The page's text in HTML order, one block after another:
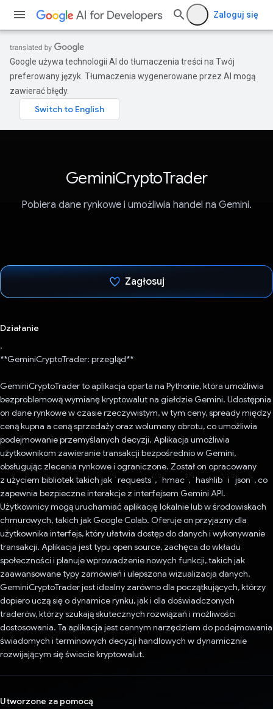
Zaloguj się
Google używa technologii AI do tłumaczenia treści na Twój
preferowany język. Tłumaczenia wygenerowane przez AI mogą
zawierać błędy.
GeminiCryptoTrader
Pobiera dane rynkowe i umożliwia handel na Gemini.
Zagłosuj
Działanie
.
**GeminiCryptoTrader: przegląd**
GeminiCryptoTrader to aplikacja oparta na Pythonie, która umożliwia
bezproblemową wymianę kryptowalut na giełdzie Gemini. Udostępnia
on dane rynkowe w czasie rzeczywistym, w tym ceny, spready między
ceną kupna a ceną sprzedaży oraz wolumeny obrotu, co umożliwia
podejmowanie przemyślanych decyzji. Aplikacja umożliwia
użytkownikom zawieranie transakcji bezpośrednio w Gemini,
obsługując zlecenia rynkowe i ograniczone. Został on opracowany
z użyciem bibliotek takich jak `requests`, `hmac`, `hashlib` i `json`, co
zapewnia bezpieczne interakcje z interfejsem Gemini API.
Użytkownicy mogą uruchamiać aplikację lokalnie lub w środowiskach
chmurowych, takich jak Google Colab. Oferuje on przyjazny dla
użytkownika interfejs, który ułatwia dostęp do danych i wykonywanie
transakcji. Aplikacja jest typu open source, zachęca do wkładu
społeczności i planuje wprowadzenie nowych funkcji, takich jak
zaawansowane typy zamówień i ulepszona wizualizacja danych.
GeminiCryptoTrader jest idealny zarówno dla początkujących, którzy
dopiero uczą się o dynamice rynku, jak i dla doświadczonych
traderów, którzy szukają skutecznych rozwiązań i możliwości
dostosowania. Ta aplikacja jest cennym narzędziem do podejmowania
świadomych i terminowych decyzji handlowych w dynamicznie
rozwijającym się świecie kryptowalut.
Utworzone za pomocą